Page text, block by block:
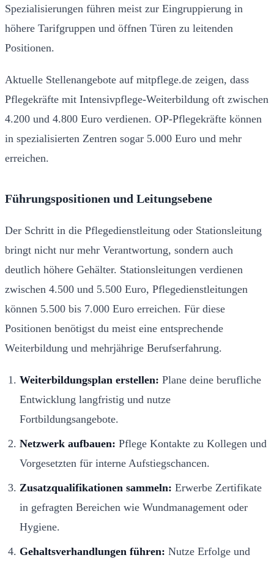
Spezialisierungen führen meist zur Eingruppierung in
höhere Tarifgruppen und öffnen Türen zu leitenden
Positionen.
Aktuelle Stellenangebote auf mitpflege.de zeigen, dass
Pflegekräfte mit Intensivpflege-Weiterbildung oft zwischen
4.200 und 4.800 Euro verdienen. OP-Pflegekräfte können
in spezialisierten Zentren sogar 5.000 Euro und mehr
erreichen.
Führungspositionen und Leitungsebene
Der Schritt in die Pflegedienstleitung oder Stationsleitung
bringt nicht nur mehr Verantwortung, sondern auch
deutlich höhere Gehälter. Stationsleitungen verdienen
zwischen 4.500 und 5.500 Euro, Pflegedienstleitungen
können 5.500 bis 7.000 Euro erreichen. Für diese
Positionen benötigst du meist eine entsprechende
Weiterbildung und mehrjährige Berufserfahrung.
Weiterbildungsplan erstellen: Plane deine berufliche
Entwicklung langfristig und nutze
Fortbildungsangebote.
Netzwerk aufbauen: Pflege Kontakte zu Kollegen und
Vorgesetzten für interne Aufstiegschancen.
Zusatzqualifikationen sammeln: Erwerbe Zertifikate
in gefragten Bereichen wie Wundmanagement oder
Hygiene.
Gehaltsverhandlungen führen: Nutze Erfolge und